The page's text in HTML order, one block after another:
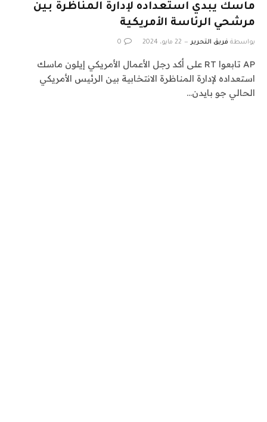
ماسك يبدي استعداده لإدارة المناظرة بين
مرشحي الرئاسة الأمريكية
بواسطة فريق التحرير 22 مايو، 2024 0
AP تابعوا RT على أكد رجل الأعمال الأمريكي إيلون ماسك
استعداده لإدارة المناظرة الانتخابية بين الرئيس الأمريكي
الحالي جو بايدن…